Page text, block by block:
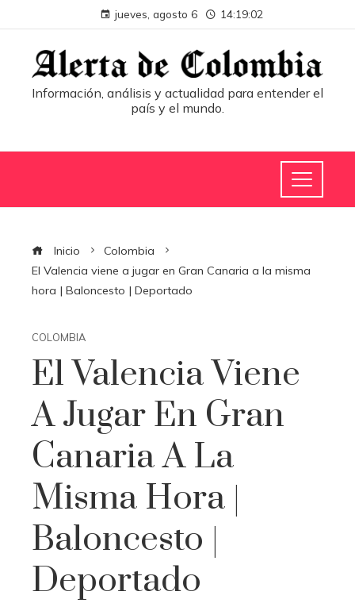
jueves, agosto 6 14:19:03
Información, análisis y actualidad para entender el
país y el mundo.
Inicio
Colombia
El Valencia viene a jugar en Gran Canaria a la misma
hora | Baloncesto | Deportado
COLOMBIA
El Valencia Viene
A Jugar En Gran
Canaria A La
Misma Hora |
Baloncesto |
Deportado